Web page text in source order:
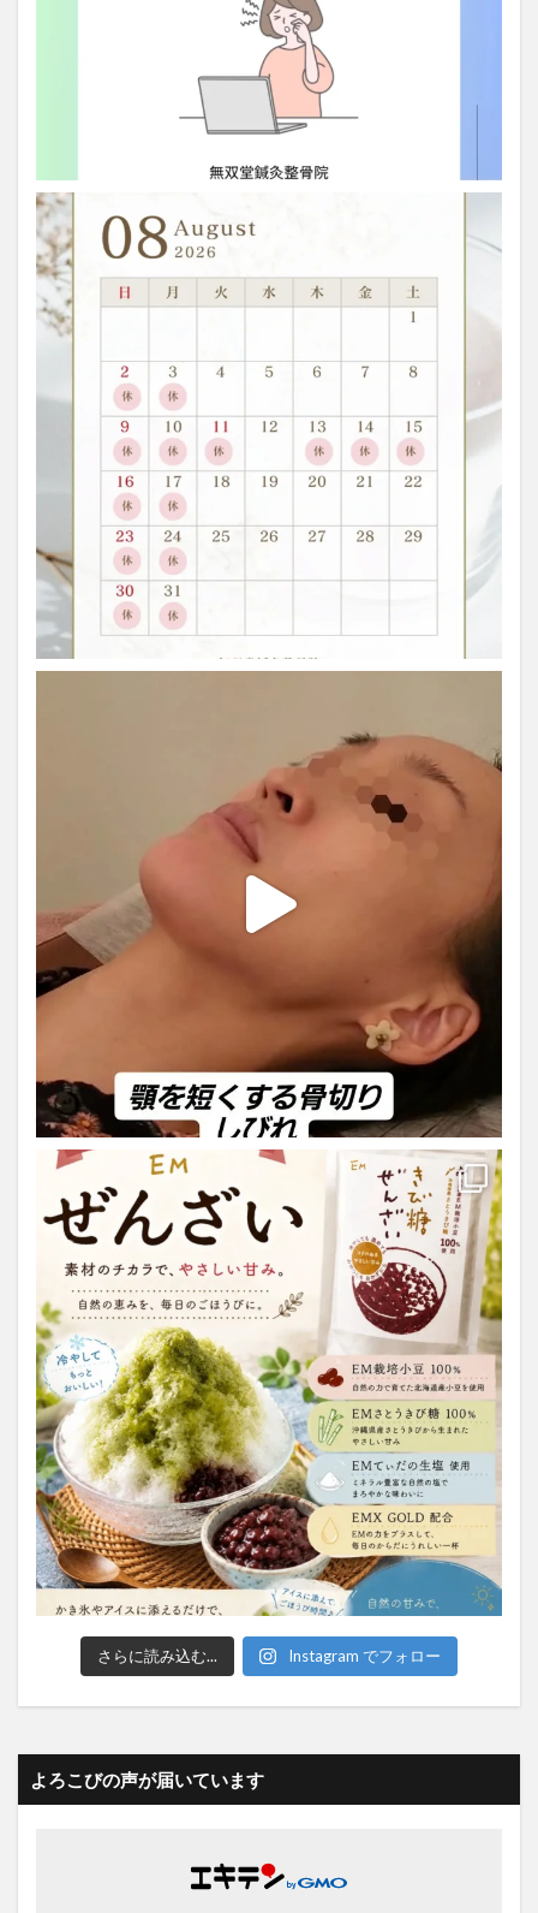
さらに読み込む... Instagram でフォロー
よろこびの声が届いています